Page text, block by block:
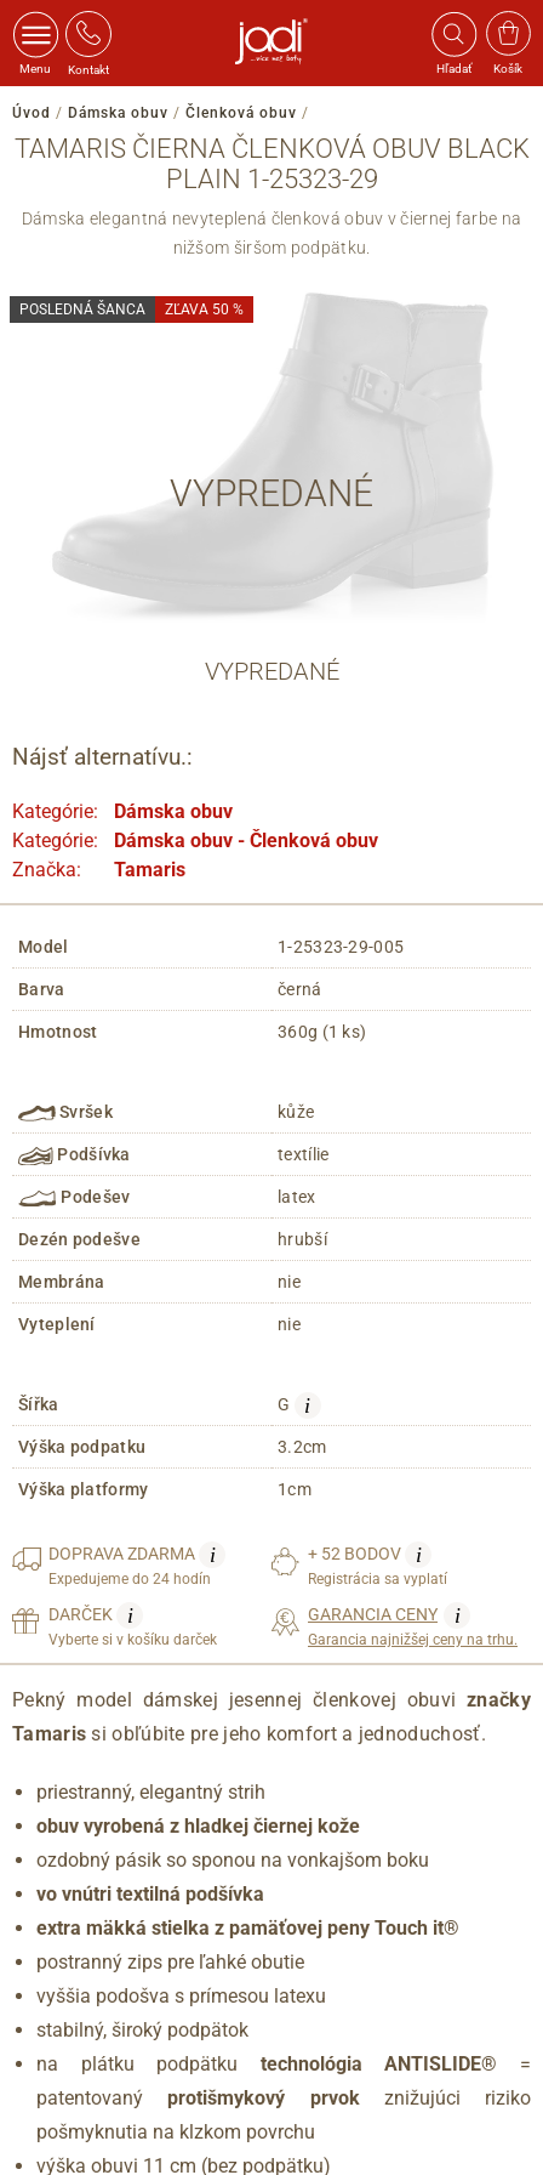
Menu Kontakt Hľadať Košík
Úvod / Dámska obuv / Členková obuv /
TAMARIS ČIERNA ČLENKOVÁ OBUV BLACK
PLAIN 1-25323-29
Dámska elegantná nevyteplená členková obuv v čiernej farbe na
nižšom širšom podpätku.
VYPREDANÉ
POSLEDNÁ ŠANCA ZĽAVA 50 %
VYPREDANÉ
Nájsť alternatívu.:
Kategórie:
Dámska obuv
Kategórie:
Dámska obuv - Členková obuv
Značka:
Tamaris
Model 1-25323-29-005
Barva černá
Hmotnost 360g (1 ks)
Svršek kůže
Podšívka textílie
Podešev latex
Dezén podešve hrubší
Membrána nie
Vyteplení nie
Šířka G i
Výška podpatku 3.2cm
Výška platformy 1cm
DOPRAVAZDARMA i
Expedujeme do 24 hodín
+ 52 BODOV i
Registrácia sa vyplatí
DARČEK i
Vyberte si v košíku darček
GARANCIA CENY i
Garancia najnižšej ceny na trhu.
Pekný model dámskej jesennej členkovej obuviznačky
Tamaris si obľúbite pre jeho komfort a jednoduchosť.
priestranný, elegantný strih
obuv vyrobená z hladkej čiernej kože
ozdobný pásik so sponou na vonkajšom boku
vo vnútri textilná podšívka
extra mäkká stielka z pamäťovej peny Touch it®
postranný zips pre ľahké obutie
vyššia podošva s prímesou latexu
stabilný, široký podpätok
na plátku podpätku technológia ANTISLIDE® =
patentovanýprotišmykový prvokznižujúci riziko
pošmyknutia na klzkom povrchu
výška obuvi 11 cm (bez podpätku)